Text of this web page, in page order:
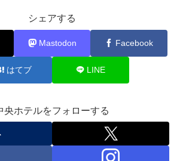
シェアする
Mastodon Facebook
はてブ LINE
央ホテルをフォローする